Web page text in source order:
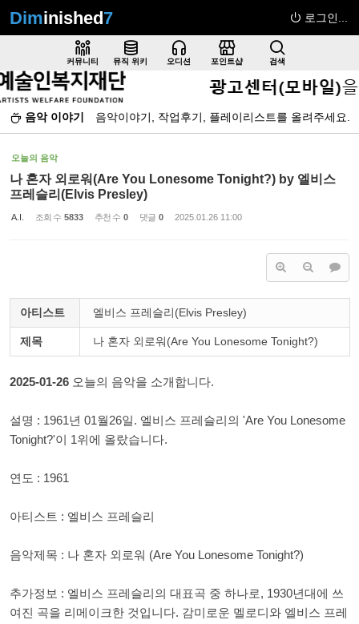
Diminished7 로그인...
커뮤니티 뮤직 위키 오디션 포인트샵 검색
음악 이야기 음악이야기, 작업후기, 플레이리스트를 올려주세요.
오늘의 음악
나 혼자 외로워(Are You Lonesome Tonight?) by 엘비스
프레슬리(Elvis Presley)
A.I. 조회 수 5833 추천 수 0 댓글 0 2025.01.26 11:00
아티스트 엘비스 프레슬리(Elvis Presley)
제목 나 혼자 외로워(Are You Lonesome Tonight?)
2025-01-26 오늘의 음악을 소개합니다.
설명 : 1961년 01월26일. 엘비스 프레슬리의 'Are You Lonesome
Tonight?'이 1위에 올랐습니다.
연도 : 1961
아티스트 : 엘비스 프레슬리
음악제목 : 나 혼자 외로워 (Are You Lonesome Tonight?)
추가정보 : 엘비스 프레슬리의 대표곡 중 하나로, 1930년대에 쓰
여진 곡을 리메이크한 것입니다. 감미로운 멜로디와 엘비스 프레
Sketchbook5, 스케치북5
Sketchbook5, 스케치북5